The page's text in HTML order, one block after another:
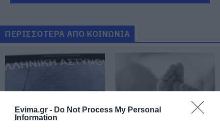
Evima.gr - Do Not Process My Personal
Information
στη Θεσσαλονίκη
08.08.2026 | 19:20
Κάνεις δεν ξεχνά τι έζησε η
Σε δημοπρασία η μπάλα των
ΠΕΡΙΣΣΟΤΕΡΑ ΑΠΟ ΚΟΙΝΩΝΙΑ